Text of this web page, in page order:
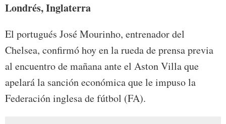
Londrés, Inglaterra
El portugués José Mourinho, entrenador del
Chelsea, confirmó hoy en la rueda de prensa previa
al encuentro de mañana ante el Aston Villa que
apelará la sanción económica que le impuso la
Federación inglesa de fútbol (FA).